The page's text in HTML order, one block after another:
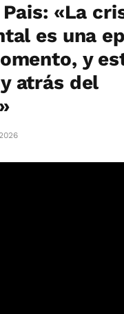
«La
es una
y
atrás del